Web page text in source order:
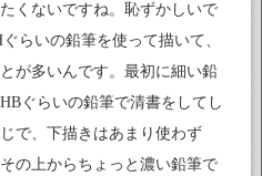
くないですね。恥ずかしいで
らいの鉛筆を使って描いて、
が多いんです。最初に細い鉛
ぐらいの鉛筆で清書をしてし
で、下描きはあまり使わず
の上からちょっと濃い鉛筆で